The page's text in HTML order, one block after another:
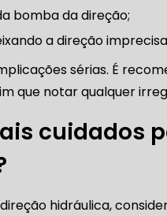
FREIO DE
AUTOMOTIVOS
bomba da direção;
a direção
sérias. É
que notar qualquer
cuidados
hidráulica,